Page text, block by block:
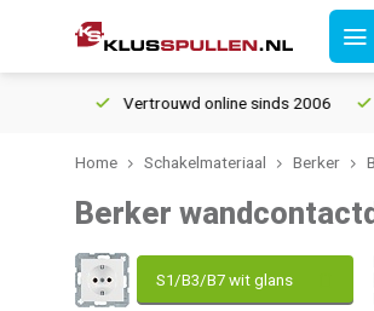
Vertrouwd online sinds 2006 Gratis
Home Schakelmateriaal Berker
Berker
S1/B3/B7 wit glans